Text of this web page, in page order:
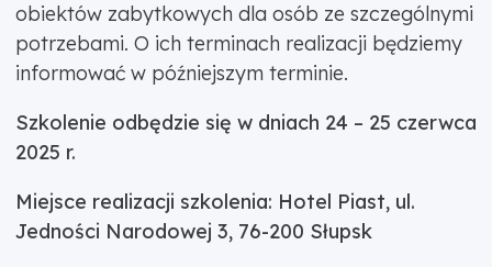
obiektów zabytkowych dla osób ze szczególnymi
potrzebami. O ich terminach realizacji będziemy
informować w późniejszym terminie.
Szkolenie odbędzie się w dniach 24 – 25 czerwca
2025 r.
Miejsce realizacji szkolenia: Hotel Piast, ul.
Jedności Narodowej 3, 76-200 Słupsk